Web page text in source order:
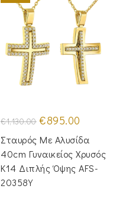
€1,130.00 Original
price
was:
€1,130.00.
€895.00
τιμή
είναι:
€895.00.
Σταυρός Mε Aλυσίδα
40cm Γυναικείος Χρυσός
Κ14 Διπλής Όψης AFS-
20358Y